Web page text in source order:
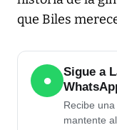
que Biles
●
Sigue a
Recibe
mantente